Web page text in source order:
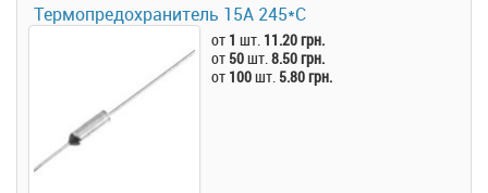
Термопредохранитель 15А 245*C
от 1 шт. 11.20 грн.
от 50шт.8.50 грн.
от 100шт. 5.80 грн.